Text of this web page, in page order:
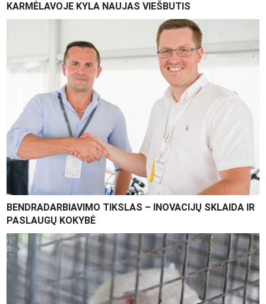
KARMĖLAVOJE KYLA NAUJAS VIEŠBUTIS
BENDRADARBIAVIMO TIKSLAS – INOVACIJŲ SKLAIDA IR
PASLAUGŲ KOKYBĖ